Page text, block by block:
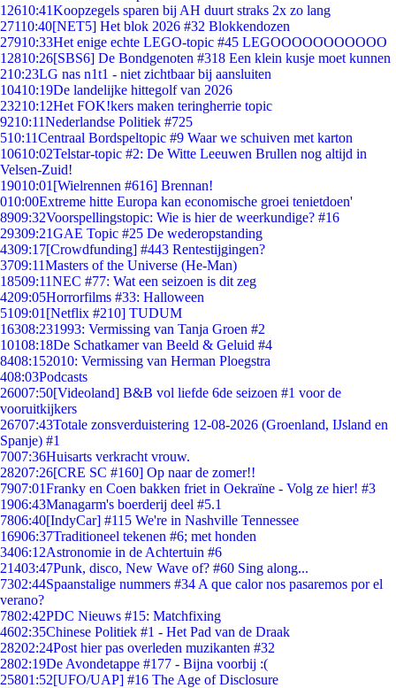
12610:41Koopzegels sparen bij AH duurt straks 2x zo lang
27110:40[NET5] Het blok 2026 #32 Blokkendozen
27910:33Het enige echte LEGO-topic #45 LEGOOOOOOOOOOO
12810:26[SBS6] De Bondgenoten #318 Een klein kusje moet kunnen
210:23LG nas n1t1 - niet zichtbaar bij aansluiten
10410:19De landelijke hittegolf van 2026
23210:12Het FOK!kers maken teringherrie topic
9210:11Nederlandse Politiek #725
510:11Centraal Bordspeltopic #9 Waar we schuiven met karton
10610:02Telstar-topic #2: De Witte Leeuwen Brullen nog altijd in
Velsen-Zuid!
19010:01 [Wielrennen #616] Brennan!
010:00Extreme hitte Europa kan economische groei tenietdoen'
8909:32Voorspellingstopic: Wie is hier de weerkundige? #16
29309:21GAE Topic #25 De wederopstanding
4309:17[Crowdfunding] #443 Rentestijgingen?
3709:11Masters of the Universe (He-Man)
18509:11NEC #77: Wat een seizoen is dit zeg
4209:05Horrorfilms #33: Halloween
5109:01 [Netflix #210] TUDUM
16308:231993: Vermissing van Tanja Groen #2
10108:18De Schatkamer van Beeld & Geluid #4
8408:152010: Vermissing van Herman Ploegstra
408:03Podcasts
26007:50[Videoland] B&B vol liefde 6de seizoen #1 voor de
vooruitkijkers
26707:43Totale zonsverduistering 12-08-2026 (Groenland, IJsland en
Spanje) #1
7007:36Huisarts verkracht vrouw.
28207:26[CRE SC #160] Op naar de zomer!!
7907:01Franky en Coen bakken friet in Oekraïne - Volg ze hier! #3
1906:43Managarm's boerderij deel #5.1
7806:40[IndyCar] #115 We're in Nashville Tennessee
16906:37Traditioneel tekenen #6; met honden
3406:12Astronomie in de Achtertuin #6
21403:47Punk, disco, New Wave of? #60 Sing along...
7302:44Spaanstalige nummers #34 A que calor nos pasaremos por el
verano?
7802:42PDC Nieuws #15: Matchfixing
4602:35Chinese Politiek #1 - Het Pad van de Draak
28202:24Post hier pas overleden muzikanten #32
2802:19De Avondetappe #177 - Bijna voorbij :(
25801:52[UFO/UAP] #16 The Age of Disclosure